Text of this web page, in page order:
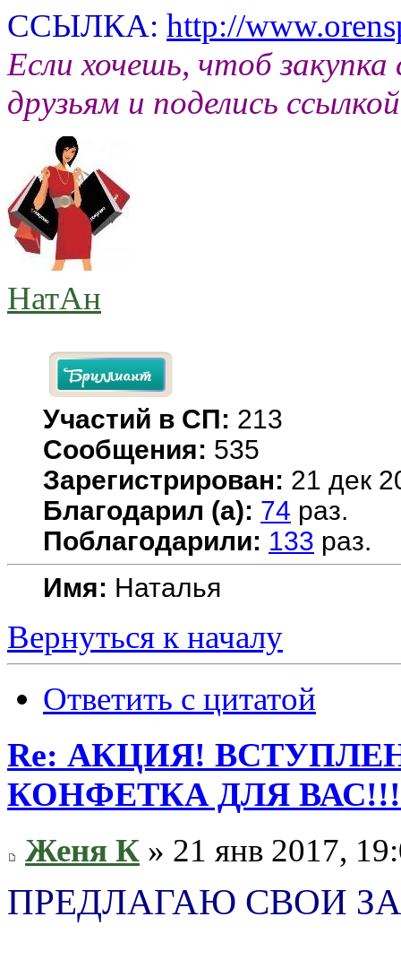
ССЫЛКА: http://
Если хочешь, чтоб
друзьям и поделись
НатАн
Участий в СП: 213
Сообщения: 535
Зарегистрирован: 21 дек
Благодарил (а): 74 раз.
Поблагодарили: 133 раз.
Имя: Наталья
Вернуться к началу
Ответить с цитатой
Re: АКЦИЯ!
КОНФЕТКА ДЛЯ ВАС!!!
Женя К » 21 янв 2017,
ПРЕДЛАГАЮ СВОИ